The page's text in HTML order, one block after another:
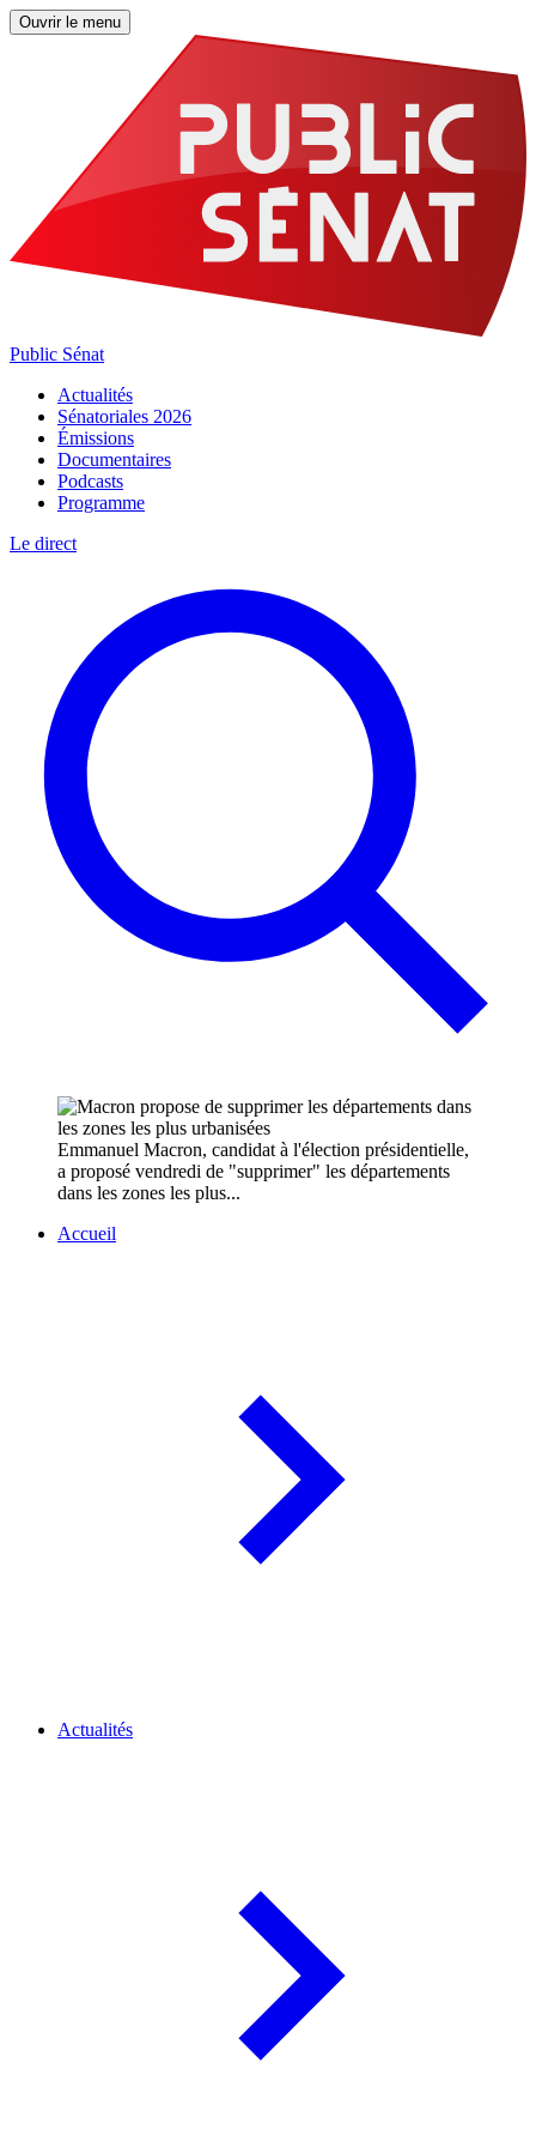
Ouvrir le menu
Public Sénat
Actualités
Sénatoriales 2026
Émissions
Documentaires
Podcasts
Programme
Le direct
Emmanuel Macron, candidat à l'élection présidentielle,
a proposé vendredi de "supprimer" les départements
dans les zones les plus...
Accueil
Actualités